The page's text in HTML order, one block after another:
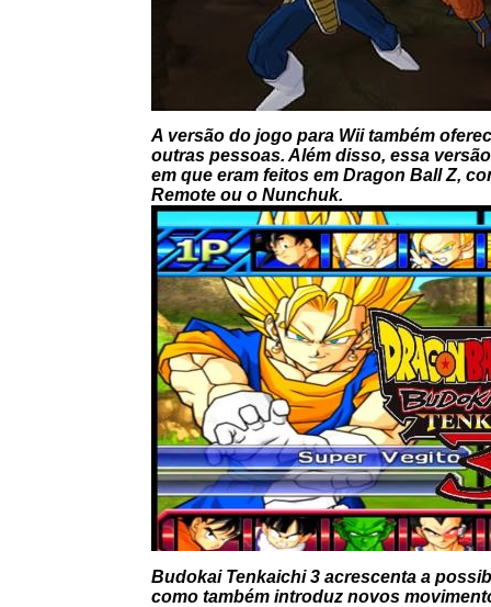
A versão do jogo para Wii também
outras pessoas. Além disso, essa
em que eram feitos em Dragon Ball Z,
Remote ou o Nunchuk.
Budokai Tenkaichi 3acrescenta a
como também introduz novos